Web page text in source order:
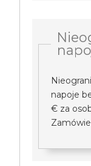
napoje
€ za